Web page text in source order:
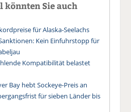
könnten Sie auch
für Alaska-Seelachs
Kein Einfuhrstopp für
Kompatibilität belastet
Bay hebt Sockeye-Preis an
für sieben Länder bis